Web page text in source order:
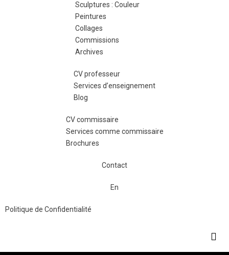
Sculptures : Couleur
Peintures
Collages
Commissions
Archives
CV professeur
Services d’enseignement
Blog
CV commissaire
Services comme commissaire
Brochures
Contact
En
Politique de Confidentialité